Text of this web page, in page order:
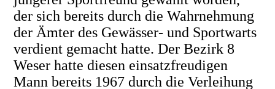
der sich bereits durch die Wahrnehmung
der Ämter des Gewässer- und Sportwarts
verdient gemacht hatte. Der Bezirk 8
Weser hatte diesen einsatzfreudigen
Mann bereits 1967 durch die Verleihung